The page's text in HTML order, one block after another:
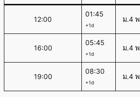
12:00
01:45
+1d
ม.4 พ
16:00
05:45
+1d
ม.4 พ
19:00
08:30
+1d
ม.4 พ